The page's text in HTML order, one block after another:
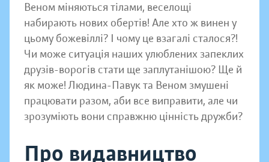
Веном міняються тілами, веселощі
набирають нових обертів! Але хто ж винен у
цьому божевіллі? І чому це взагалі сталося?!
Чи може ситуація наших улюблених запеклих
друзів-ворогів стати ще заплутанішою? Ще й
як може! Людина-Павук та Веном змушені
працювати разом, аби все виправити, але чи
зрозуміють вони справжню цінність дружби?
Про видавництво